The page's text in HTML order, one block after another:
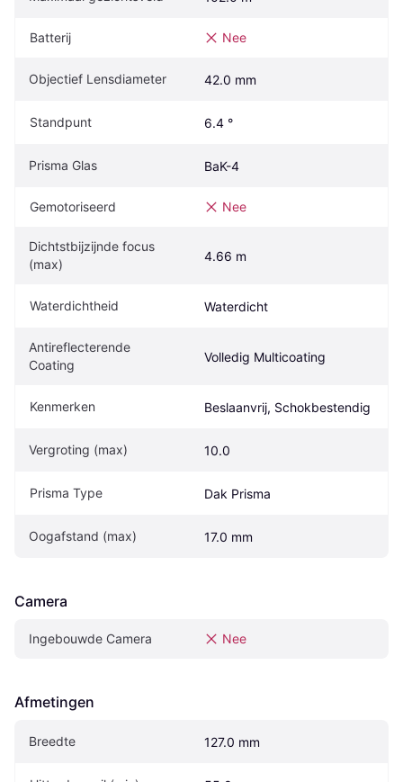
Batterij Nee
Objectief Lensdiameter 42.0 mm
Standpunt 6.4 °
Prisma Glas BaK-4
Gemotoriseerd Nee
Dichtstbijzijnde focus
(max)
4.66 m
Waterdichtheid Waterdicht
Antireflecterende
Coating
Volledig Multicoating
Kenmerken Beslaanvrij, Schokbestendig
Vergroting (max) 10.0
Prisma Type Dak Prisma
Oogafstand (max) 17.0 mm
Camera
Ingebouwde Camera Nee
Afmetingen
Breedte 127.0 mm